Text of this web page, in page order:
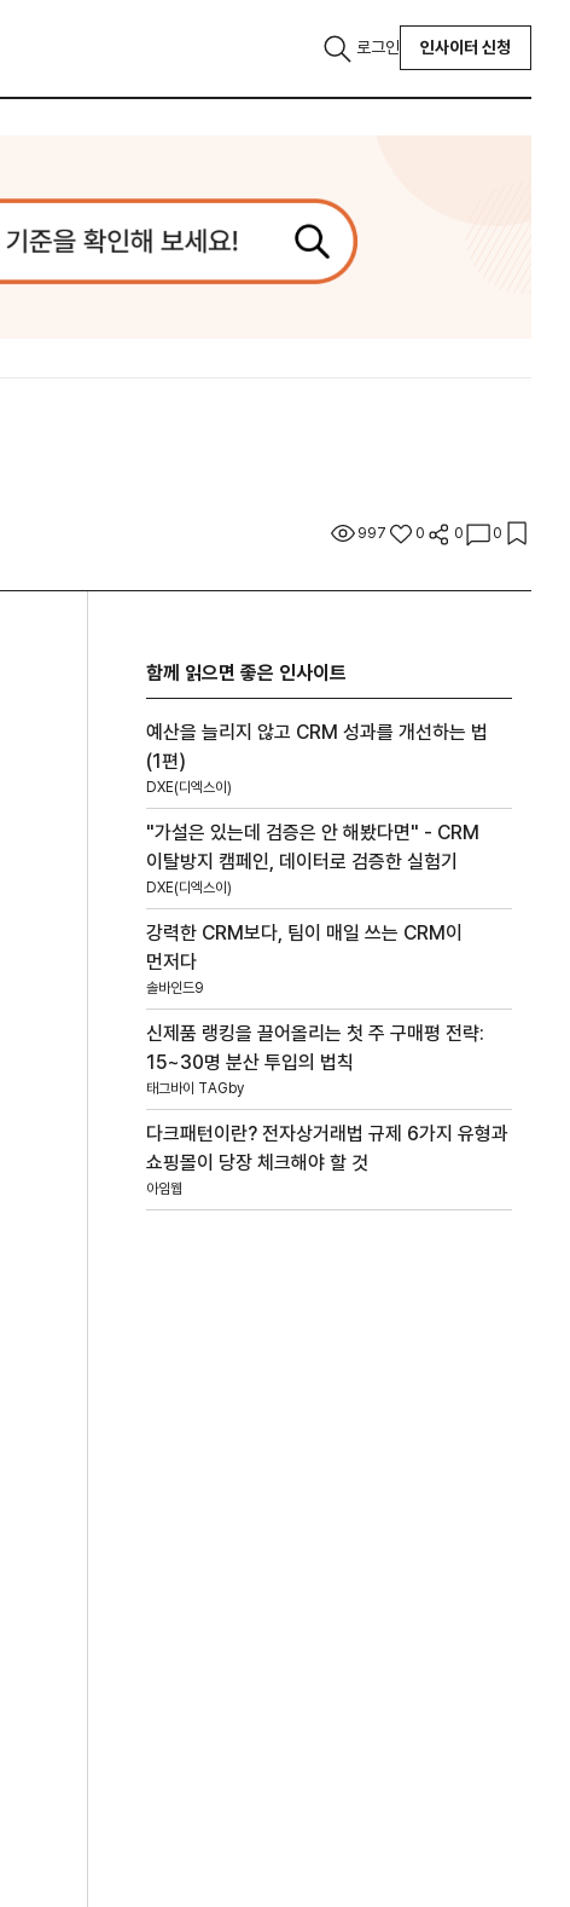
로그인 인사이터 신청
997 0 0 0
함께 읽으면 좋은 인사이트
예산을 늘리지 않고 CRM 성과를 개선하는 법
(1편)
DXE(디엑스이)
"가설은 있는데 검증은 안 해봤다면" - CRM
이탈방지 캠페인, 데이터로 검증한 실험기
DXE(디엑스이)
강력한 CRM보다, 팀이 매일 쓰는 CRM이
먼저다
솔바인드9
신제품 랭킹을 끌어올리는 첫 주 구매평 전략:
15~30명 분산 투입의 법칙
태그바이 TAGby
다크패턴이란? 전자상거래법 규제 6가지 유형과
쇼핑몰이 당장 체크해야 할 것
아임웹